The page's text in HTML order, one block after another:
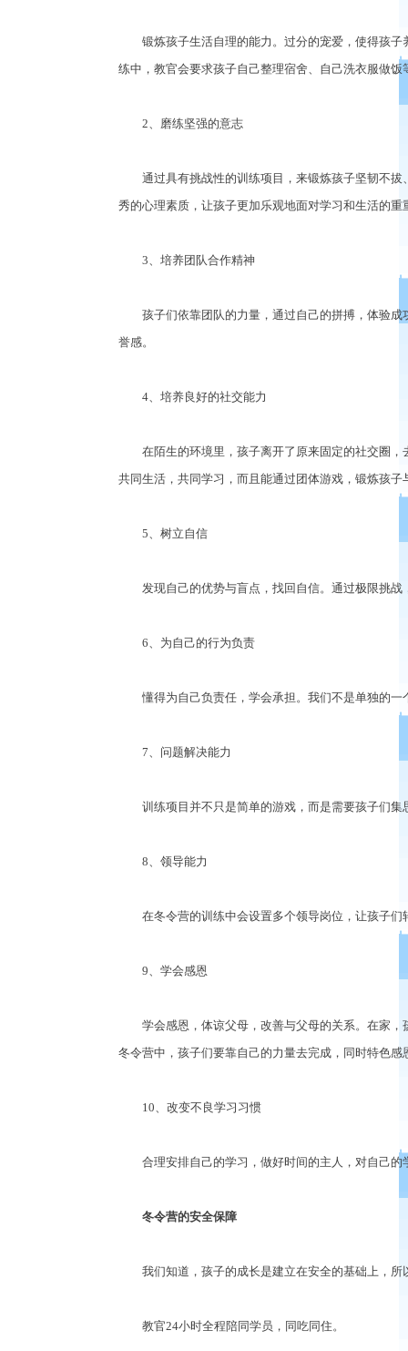
锻炼孩子生活自理的能力。过分的宠爱，使得孩子
练中，教官会要求孩子自己整理宿舍、自己洗衣服做
2、磨练坚强的意志
通过具有挑战性的训练项目，来锻炼孩子坚韧不拔
秀的心理素质，让孩子更加乐观地面对学习和生活的重
3、培养团队合作精神
孩子们依靠团队的力量，通过自己的拼搏，体验成
誉感。
4、培养良好的社交能力
在陌生的环境里，孩子离开了原来固定的社交圈，
共同生活，共同学习，而且能通过团体游戏，锻炼孩子
5、树立自信
发现自己的优势与盲点，找回自信。通过极限挑战
6、为自己的行为负责
懂得为自己负责任，学会承担。我们不是单独的一
7、问题解决能力
训练项目并不只是简单的游戏，而是需要孩子们集
8、领导能力
在冬令营的训练中会设置多个领导岗位，让孩子们
9、学会感恩
学会感恩，体谅父母，改善与父母的关系。在家，
冬令营中，孩子们要靠自己的力量去完成，同时特色
10、改变不良学习习惯
合理安排自己的学习，做好时间的主人，对自己的
冬令营的安全保障
我们知道，孩子的成长是建立在安全的基础上，所
教官24小时全程陪同学员，同吃同住。